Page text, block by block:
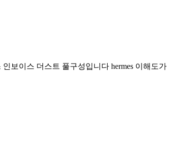
보이스 더스트 풀구성입니다 hermes 이해도가